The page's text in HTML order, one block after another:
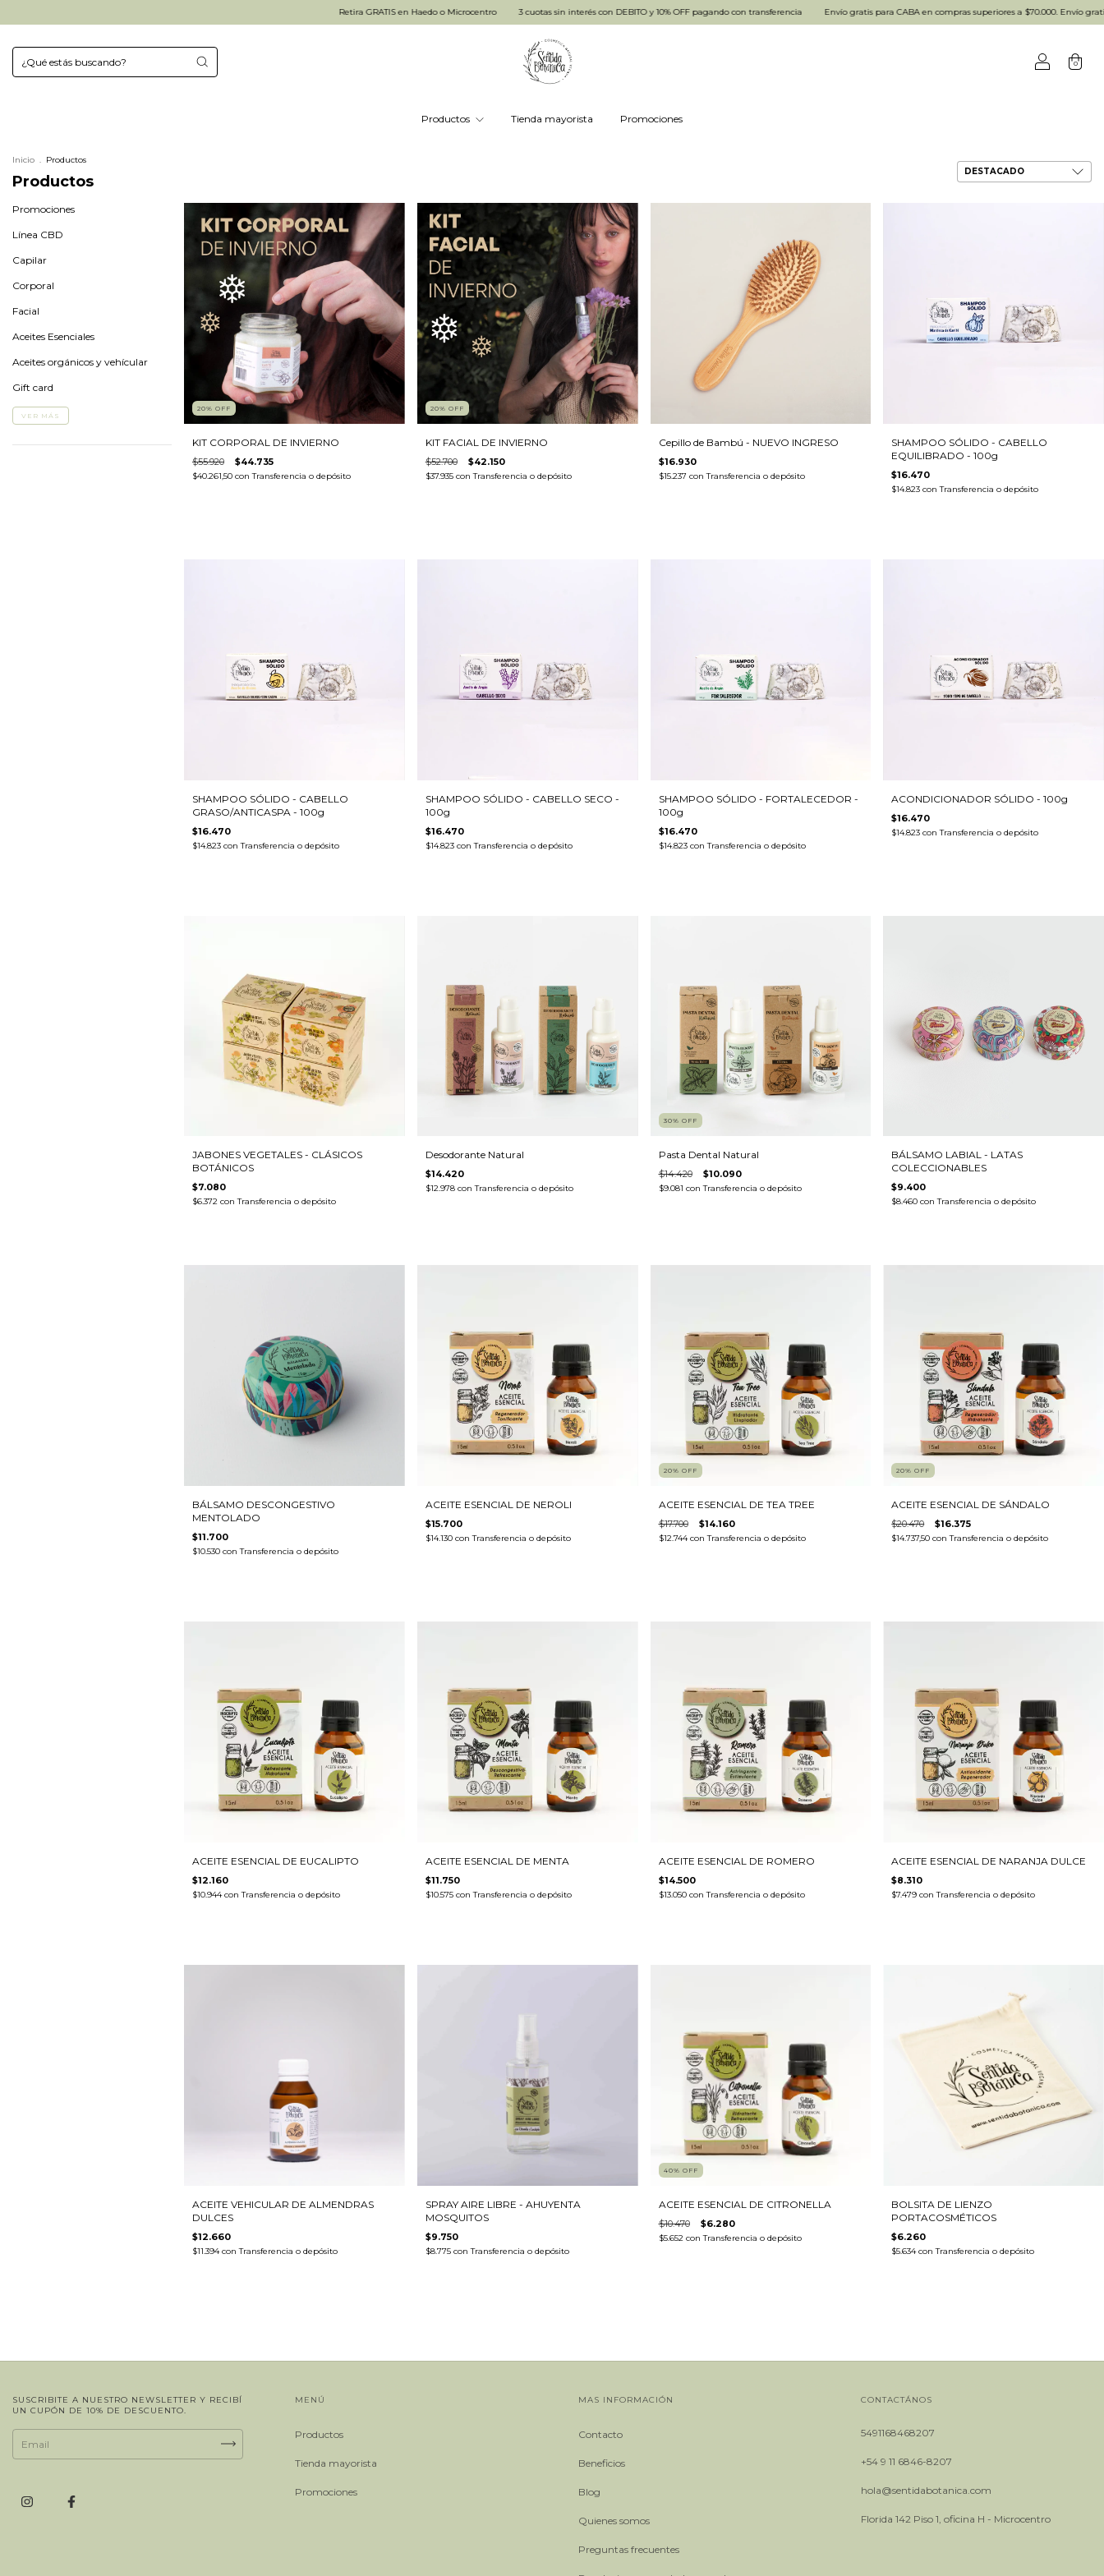
Retira GRATIS en Haedo o Microcentro 3 cuotas sin interés con DEBITO y 10% OFF pagando con transferencia Envío gratis para CABA en compras superiores a $70.000. Envío gratis para todo el
0
Productos Tienda mayorista Promociones
Inicio . Productos
Productos
Promociones
Línea CBD
Capilar
Corporal
Facial
Aceites Esenciales
Aceites orgánicos y vehícular
Gift card
VER MÁS
20% OFF
KIT CORPORAL DE INVIERNO
$55.920 $44.735
$40.261,50 con Transferencia o depósito
20% OFF
KIT FACIAL DE INVIERNO
$52.700 $42.150
$37.935 con Transferencia o depósito
Cepillo de Bambú - NUEVO INGRESO
$16.930
$15.237 con Transferencia o depósito
SHAMPOO SÓLIDO - CABELLO
EQUILIBRADO - 100g
$16.470
$14.823con Transferencia o depósito
SHAMPOO SÓLIDO - CABELLO
GRASO/ANTICASPA - 100g
$16.470
$14.823 con Transferencia o depósito
SHAMPOO SÓLIDO - CABELLO SECO -
100g
$16.470
$14.823 con Transferencia o depósito
SHAMPOO SÓLIDO - FORTALECEDOR -
100g
$16.470
$14.823 con Transferencia o depósito
ACONDICIONADOR SÓLIDO - 100g
$16.470
$14.823con Transferencia o depósito
JABONES VEGETALES - CLÁSICOS
BOTÁNICOS
$7.080
$6.372 con Transferencia o depósito
Desodorante Natural
$14.420
$12.978 con Transferencia o depósito
30% OFF
Pasta Dental Natural
$14.420 $10.090
$9.081 con Transferencia o depósito
BÁLSAMO LABIAL - LATAS
COLECCIONABLES
$9.400
$8.460con Transferencia o depósito
BÁLSAMO DESCONGESTIVO
MENTOLADO
$11.700
$10.530 con Transferencia o depósito
ACEITE ESENCIAL DE NEROLI
$15.700
$14.130 con Transferencia o depósito
20% OFF
ACEITE ESENCIAL DE TEA TREE
$17.700 $14.160
$12.744con Transferencia o depósito
20%OFF
ACEITE ESENCIAL DE SÁNDALO
$20.470 $16.375
$14.737,50con Transferencia o depósito
ACEITE ESENCIAL DE EUCALIPTO
$12.160
$10.944con Transferencia o depósito
ACEITE ESENCIAL DE MENTA
$11.750
$10.575 con Transferencia o depósito
ACEITE ESENCIAL DE ROMERO
$14.500
$13.050 con Transferencia o depósito
ACEITE ESENCIAL DE NARANJA DULCE
$8.310
$7.479con Transferencia o depósito
ACEITE VEHICULAR DE ALMENDRAS
DULCES
$12.660
$11.394con Transferencia o depósito
SPRAY AIRE LIBRE - AHUYENTA
MOSQUITOS
$9.750
$8.775 con Transferencia o depósito
40% OFF
ACEITE ESENCIAL DE CITRONELLA
$10.470 $6.280
$5.652 con Transferencia o depósito
BOLSITA DE LIENZO
PORTACOSMÉTICOS
$6.260
$5.634con Transferencia o depósito
SUSCRIBITE A NUESTRO NEWSLETTER Y RECIBÍ
UN CUPÓN DE 10% DE DESCUENTO.
MENÚ
Productos
Tienda mayorista
Promociones
MAS INFORMACIÓN
Contacto
Beneficios
Blog
Quienes somos
Preguntas frecuentes
CONTACTÁNOS
5491168468207
+54 9 11 6846-8207
hola@sentidabotanica.com
Florida 142 Piso 1, oficina H - Microcentro